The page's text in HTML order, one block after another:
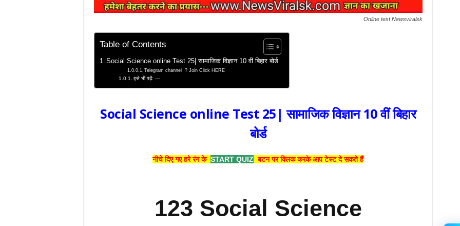
Online test Newsviralsk
Table of Contents
Social Science online Test 25| सामाजिक विज्ञान 10 वीं बिहार बोर्ड
Telegram channel ? Join Click HERE
इसे भी पढ़ें: —
Social Science online Test 25| सामाजिक विज्ञान 10 वीं बिहार
बोर्ड
नीचे दिए गए हरे रंग के START QUIZ बटन पर क्लिक करके आप टेस्ट दे सकते हैं
123 Social Science